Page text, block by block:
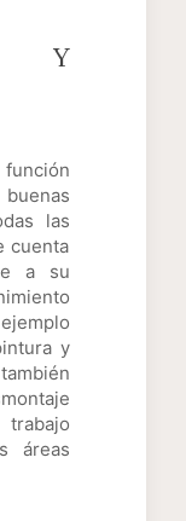
Y
las
cuenta
a su
y
áreas